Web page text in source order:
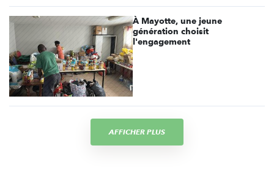
À Mayotte, une jeune
génération choisit
l'engagement
AFFICHER PLUS